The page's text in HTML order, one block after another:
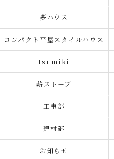
夢ハウス
コンパクト平屋スタイルハウス
tsumiki
薪ストーブ
工事部
建材部
お知らせ